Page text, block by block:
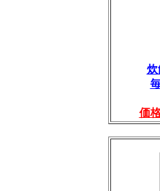
炊
価